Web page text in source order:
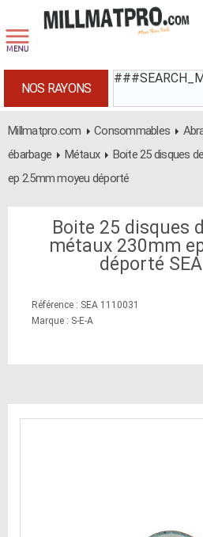
NOS RAYONS
Millmatpro.com Consommables
ébarbage
Métaux
Boite 25 disques
ep 2.5mm moyeu déporté
Boite 25 disques
métaux 230mm
déporté
Référence : SEA 1110031
Marque : S-E-A